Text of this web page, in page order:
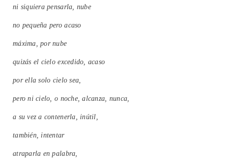
ni siquiera pensarla, nube
no pequeña pero acaso
máxima, por nube
quizás el cielo excedido, acaso
por ella solo cielo sea,
pero ni cielo, o noche, alcanza, nunca,
a su vez a contenerla, inútil,
también, intentar
atraparla en palabra,